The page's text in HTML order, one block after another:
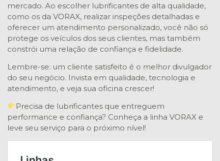
mercado. Ao escolher lubrificantes de alta qualidade,
como os da VORAX, realizar inspeções detalhadas e
oferecer um atendimento personalizado, você não só
protege os veículos dos seus clientes, mas também
constrói uma relação de confiança e fidelidade.
Lembre-se: um cliente satisfeito é o melhor divulgador
do seu negócio. Invista em qualidade, tecnologia e
atendimento, e veja sua oficina crescer!
Precisa de lubrificantes que entreguem
performance e confiança? Conheça a linha VORAX e
leve seu serviço para o próximo nível!